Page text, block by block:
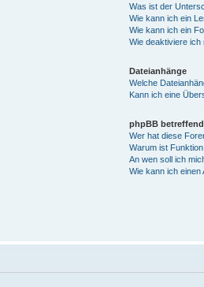
Was ist der
Wie kann ich ein
Wie kann ich ein
Wie deaktiviere ich
Dateianhänge
Welche
Kann ich eine
phpBB
Wer hat diese
Warum ist
An wen soll ich
Wie kann ich